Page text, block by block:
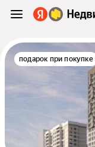
подарок при покупке